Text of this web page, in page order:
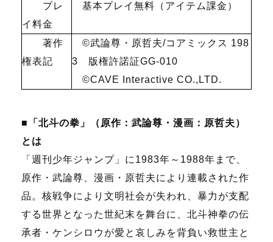
プレ
イ料金
基本プレイ無料（アイテム課金）
著作
権表記
©武論尊・原哲夫/コアミックス 198
3 版権許諾証GG-010
©CAVE Interactive CO.,LTD.
■「北斗の拳」（原作：武論尊・漫画：原哲夫）
とは
「週刊少年ジャンプ」に 1983年～ 1988年まで、
原作・武論尊、漫画・原哲夫により連載された作
品。核戦争により文明社会が失われ、暴力が支配
する世界となった世紀末を舞台に、北斗神拳の伝
承者・ケンシロウが愛と哀しみを背負い救世主と